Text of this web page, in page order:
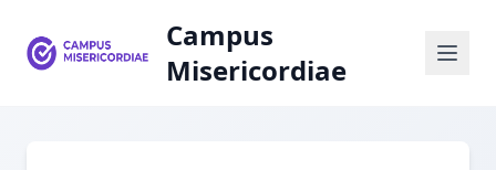
Campus
Misericordiae